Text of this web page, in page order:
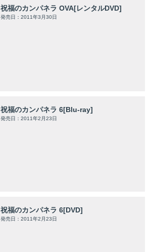
祝福のカンパネラ OVA[レンタルDVD]
発売日：2011年3月30日
祝福のカンパネラ 6[Blu-ray]
発売日：2011年2月23日
祝福のカンパネラ 6[DVD]
発売日：2011年2月23日